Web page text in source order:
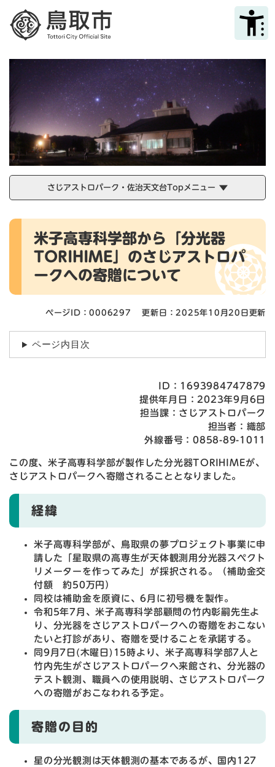
メニューを飛ばして本文へ
さじアストロパーク・佐治天文台Topメニュー
本
米子高専科学部から「分光器
TORIHIME」のさじアストロパ
ークへの寄贈について
ページID：0006297 更新日：2025年10月20日更新
ページ内目次
ID：1693984747879
提供年月日：2023年9月6日
担当課：さじアストロパーク
担当者：織部
外線番号：0858-89-1011
この度、米子高専科学部が製作した分光器TORIHIMEが、
さじアストロパークへ寄贈されることとなりました。
経緯
米子高専科学部が、鳥取県の夢プロジェクト事業に申
請した「星取県の高専生が天体観測用分光器スペクト
リメーターを作ってみた」が採択される。（補助金交
付額 約50万円）
同校は補助金を原資に、6月に初号機を製作。
令和5年7月、米子高専科学部顧問の竹内彰嗣先生よ
り、分光器をさじアストロパークへの寄贈をおこない
たいと打診があり、寄贈を受けることを承諾する。
同9月7日(木曜日)15時より、米子高専科学部7人と
竹内先生がさじアストロパークへ来館され、分光器の
テスト観測、職員への使用説明、さじアストロパーク
への寄贈がおこなわれる予定。
寄贈の目的
星の分光観測は天体観測の基本であるが、国内127